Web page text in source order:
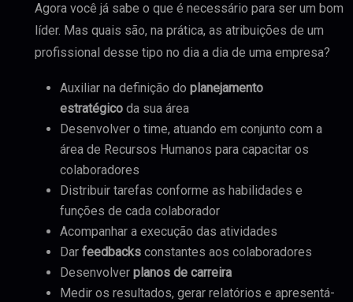
Agora você já sabe o que é necessário para ser um bom
líder. Mas quais são, na prática, as atribuições de um
profissional desse tipo no dia a dia de uma empresa?
Auxiliar na definição do planejamento
estratégico da sua área
Desenvolver o time, atuando em conjunto com a
área de Recursos Humanos para capacitar os
colaboradores
Distribuir tarefas conforme as habilidades e
funções de cada colaborador
Acompanhar a execução das atividades
Dar feedbacks constantes aos colaboradores
Desenvolver planos de carreira
Medir os resultados, gerar relatórios e apresentá-